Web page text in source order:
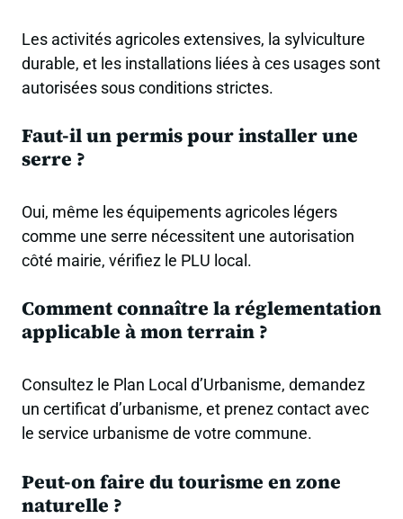
Les activités agricoles extensives, la sylviculture
durable, et les installations liées à ces usages sont
autorisées sous conditions strictes.
Faut-il un permis pour installer une
serre ?
Oui, même les équipements agricoles légers
comme une serre nécessitent une autorisation
côté mairie, vérifiez le PLU local.
Comment connaître la réglementation
applicable à mon terrain ?
Consultez le Plan Local d’Urbanisme, demandez
un certificat d’urbanisme, et prenez contact avec
le service urbanisme de votre commune.
Peut-on faire du tourisme en zone
naturelle ?